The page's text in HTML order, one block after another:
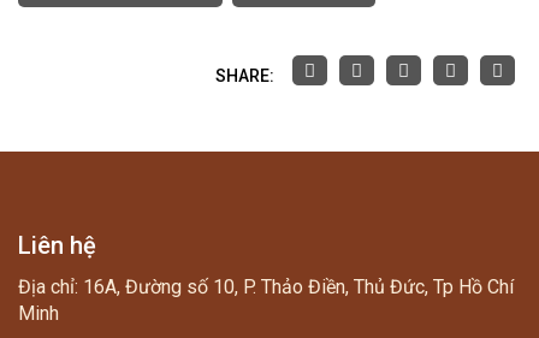
SHARE:
Liên hệ
Địa chỉ: 16A, Đường số 10, P. Thảo Điền, Thủ Đức, Tp Hồ Chí
Minh